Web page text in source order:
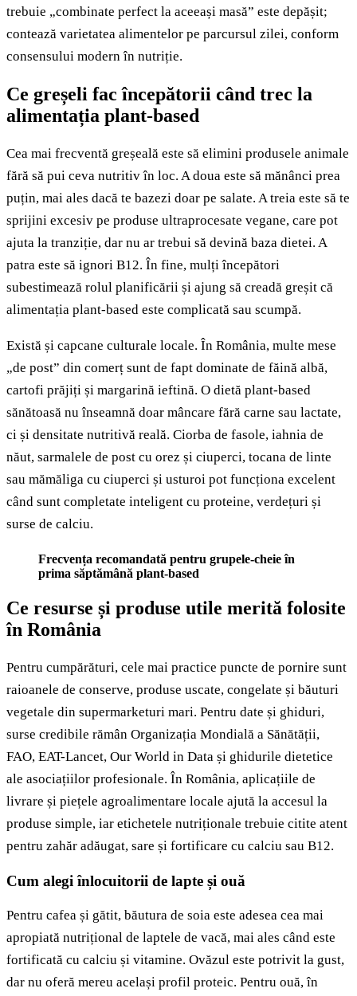
trebuie „combinate perfect la aceeași masă” este depășit;
contează varietatea alimentelor pe parcursul zilei, conform
consensului modern în nutriție.
Ce greșeli fac începătorii când trec la
alimentația plant-based
Cea mai frecventă greșeală este să elimini produsele animale
fără să pui ceva nutritiv în loc. A doua este să mănânci prea
puțin, mai ales dacă te bazezi doar pe salate. A treia este să te
sprijini excesiv pe produse ultraprocesate vegane, care pot
ajuta la tranziție, dar nu ar trebui să devină baza dietei. A
patra este să ignori B12. În fine, mulți începători
subestimează rolul planificării și ajung să creadă greșit că
alimentația plant-based este complicată sau scumpă.
Există și capcane culturale locale. În România, multe mese
„de post” din comerț sunt de fapt dominate de făină albă,
cartofi prăjiți și margarină ieftină. O dietă plant-based
sănătoasă nu înseamnă doar mâncare fără carne sau lactate,
ci și densitate nutritivă reală. Ciorba de fasole, iahnia de
năut, sarmalele de post cu orez și ciuperci, tocana de linte
sau mămăliga cu ciuperci și usturoi pot funcționa excelent
când sunt completate inteligent cu proteine, verdețuri și
surse de calciu.
Frecvența recomandată pentru grupele-cheie în
prima săptămână plant-based
Ce resurse și produse utile merită folosite
în România
Pentru cumpărături, cele mai practice puncte de pornire sunt
raioanele de conserve, produse uscate, congelate și băuturi
vegetale din supermarketuri mari. Pentru date și ghiduri,
surse credibile rămân Organizația Mondială a Sănătății,
FAO, EAT-Lancet, Our World in Data și ghidurile dietetice
ale asociațiilor profesionale. În România, aplicațiile de
livrare și piețele agroalimentare locale ajută la accesul la
produse simple, iar etichetele nutriționale trebuie citite atent
pentru zahăr adăugat, sare și fortificare cu calciu sau B12.
Cum alegi înlocuitorii de lapte și ouă
Pentru cafea și gătit, băutura de soia este adesea cea mai
apropiată nutrițional de laptele de vacă, mai ales când este
fortificată cu calciu și vitamine. Ovăzul este potrivit la gust,
dar nu oferă mereu același profil proteic. Pentru ouă, în